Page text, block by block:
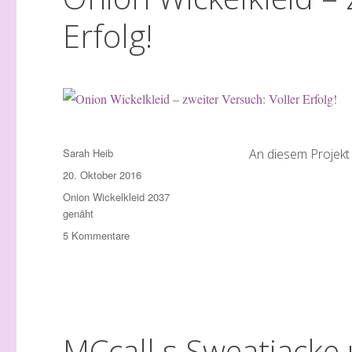
Erfolg!
An diesem
Autor
Sarah Heib
Veröffentlicht
am
20. Oktober 2016
Schlagwörter
Onion Wickelkleid 2037
genäht
5 Kommentarezu